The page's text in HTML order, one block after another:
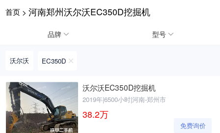
首页 > 河南郑州沃尔沃EC350D挖掘机
品牌 型号
沃尔沃 EC350D
沃尔沃EC350D挖掘机
2019年|6500小时|河南-郑州市
38.2万
免费询价
请输入手机号
获
取
验
证
码
请输入手机号
表
示